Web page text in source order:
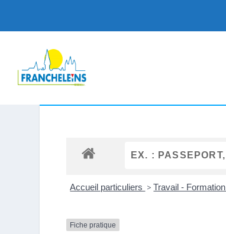
Accueil particuliers > Travail - Formation
Fiche pratique